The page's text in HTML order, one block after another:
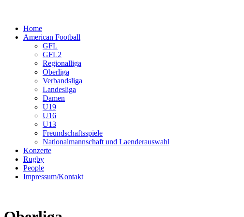
Home
American Football
GFL
GFL2
Regionalliga
Oberliga
Verbandsliga
Landesliga
Damen
U19
U16
U13
Freundschaftsspiele
Nationalmannschaft und Laenderauswahl
Konzerte
Rugby
People
Impressum/Kontakt